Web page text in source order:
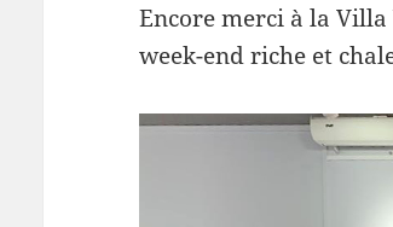
Encore merci à la
week-end riche et